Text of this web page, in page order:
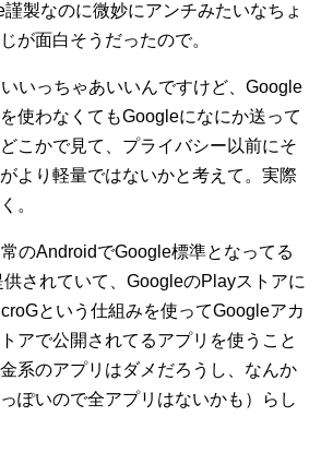
製なのに微妙にアンチみたいなちょ
が面白そうだったので。
いっちゃあいいんですけど、Google
使わなくてもGoogleになにか送って
こかで見て、プライバシー以前にそ
より軽量ではないかと考えて。実際
。
のAndroidでGoogle標準となってる
されていて、GoogleのPlayストアに
という仕組みを使ってGoogleアカ
アで公開されてるアプリを使うこと
系のアプリはダメだろうし、なんか
ぽいので全アプリはないかも）らし